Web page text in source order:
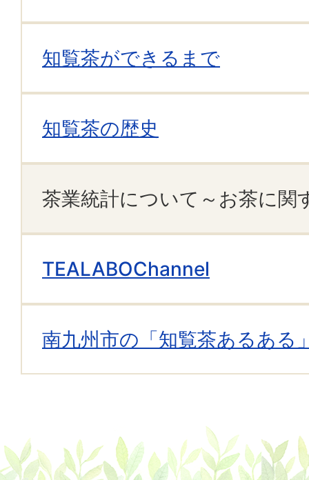
知覧茶ができるまで
知覧茶の歴史
茶業統計について～お茶に関
TEALABOChannel
南九州市の「知覧茶あるある